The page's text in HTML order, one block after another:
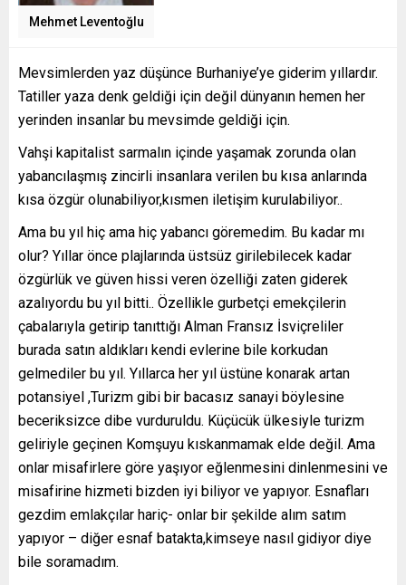
Mehmet Leventoğlu
Mevsimlerden yaz düşünce Burhaniye’ye giderim yıllardır.
Tatiller yaza denk geldiği için değil dünyanın hemen her
yerinden insanlar bu mevsimde geldiği için.
Vahşi kapitalist sarmalın içinde yaşamak zorunda olan
yabancılaşmış zincirli insanlara verilen bu kısa anlarında
kısa özgür olunabiliyor,kısmen iletişim kurulabiliyor..
Ama bu yıl hiç ama hiç yabancı göremedim. Bu kadar mı
olur? Yıllar önce plajlarında üstsüz girilebilecek kadar
özgürlük ve güven hissi veren özelliği zaten giderek
azalıyordu bu yıl bitti.. Özellikle gurbetçi emekçilerin
çabalarıyla getirip tanıttığı Alman Fransız İsviçreliler
burada satın aldıkları kendi evlerine bile korkudan
gelmediler bu yıl. Yıllarca her yıl üstüne konarak artan
potansiyel ,Turizm gibi bir bacasız sanayi böylesine
beceriksizce dibe vurduruldu. Küçücük ülkesiyle turizm
geliriyle geçinen Komşuyu kıskanmamak elde değil. Ama
onlar misafirlere göre yaşıyor eğlenmesini dinlenmesini ve
misafirine hizmeti bizden iyi biliyor ve yapıyor. Esnafları
gezdim emlakçılar hariç- onlar bir şekilde alım satım
yapıyor – diğer esnaf batakta,kimseye nasıl gidiyor diye
bile soramadım.